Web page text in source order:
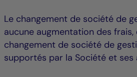
Le changement de société de
aucune augmentation des
changement de société de
supportés par la Société et ses